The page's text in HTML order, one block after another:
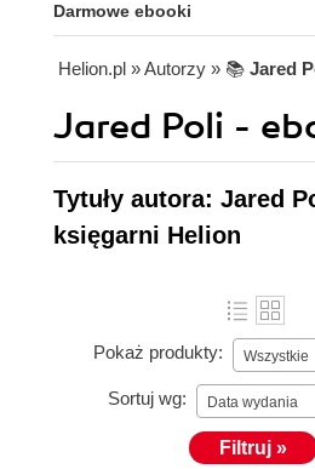
Darmowe ebooki
Helion.pl » Autorzy » 📚 Jared
Jared Poli -
Tytuły autora: Jared
księgarni Helion
Pokaż produkty: Wszystkie
Sortuj wg: Data wydania
Filtruj »